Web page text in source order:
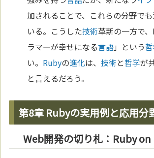
加されることで、これらの分野で
いる。こうした技術革新の一方で
ラマーが幸せになる言語」という
い。 Rubyの進化は、技術と哲学が
と言えるだろう。
第8章 Rubyの実用例と応用分
Web開発の切り札：Ruby on